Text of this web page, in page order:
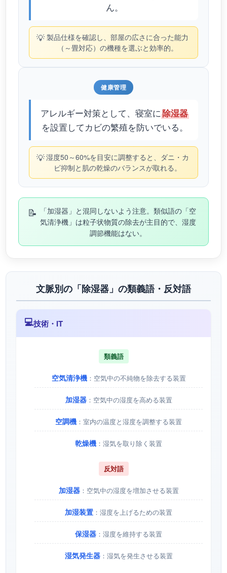
ん。
💡 製品仕様を確認し、部屋の広さに合った能力
（～畳対応）の機種を選ぶと効率的。
健康管理
アレルギー対策として、寝室に除湿器
を設置してカビの繁殖を防いでいる。
💡湿度50～60%を目安に調整すると、ダニ・カ
ビ抑制と肌の乾燥のバランスが取れる。
📝
「加湿器」と混同しないよう注意。類似語の「空
気清浄機」は粒子状物質の除去が主目的で、湿度
調節機能はない。
文脈別の「除湿器」の類義語・反対語
💻技術・IT
類義語
空気清浄機：空気中の不純物を除去する装置
加湿器：空気中の湿度を高める装置
空調機 ：室内の温度と湿度を調整する装置
乾燥機 ：湿気を取り除く装置
反対語
加湿器：空気中の湿度を増加させる装置
加湿装置 ：湿度を上げるための装置
保湿器 ：湿度を維持する装置
湿気発生器：湿気を発生させる装置